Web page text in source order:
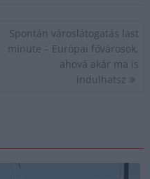
Spontán városlátogatás last
minute – Európai fővárosok,
ahová akár ma is
indulhatsz